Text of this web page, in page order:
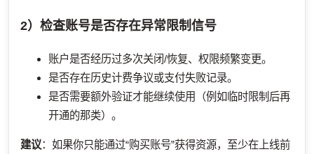
2）检查账号是否存在异常限制信号
账户是否经历过多次关闭/恢复、权限频繁变更。
是否存在历史计费争议或支付失败记录。
是否需要额外验证才能继续使用（例如临时限制后再
开通的那类）。
建议：如果你只能通过“购买账号”获得资源，至少在上线前